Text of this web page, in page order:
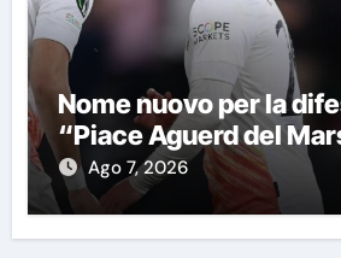
Nome nuovo per la
“Piace Aguerd del
Ago 7, 2026